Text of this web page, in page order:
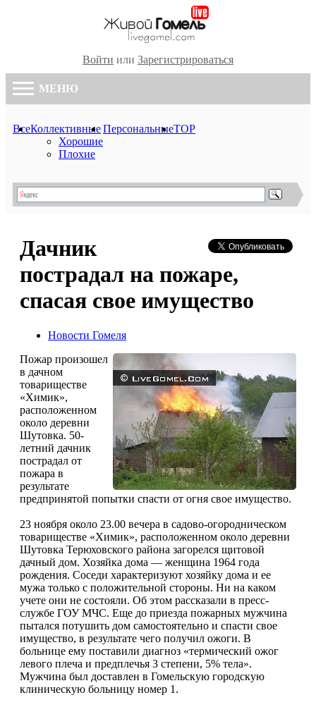
Войти или Зарегистрироваться
МЕНЮ
ВсеКоллективные
Хорошие
Плохие
ПерсональныеTOP
Дачник
пострадал на пожаре,
спасая свое имущество
Новости Гомеля
Пожар произошел
в дачном
товариществе
«Химик»,
расположенном
около деревни
Шутовка. 50-
летний дачник
пострадал от
пожара в
результате
предпринятой попытки спасти от огня свое имущество.
23 ноября около 23.00 вечера в садово-огородническом
товариществе «Химик», расположенном около деревни
Шутовка Терюховского района загорелся щитовой
дачный дом. Хозяйка дома — женщина 1964 года
рождения. Соседи характеризуют хозяйку дома и ее
мужа только с положительной стороны. Ни на каком
учете они не состояли. Об этом рассказали в пресс-
службе ГОУ МЧС. Еще до приезда пожарных мужчина
пытался потушить дом самостоятельно и спасти свое
имущество, в результате чего получил ожоги. В
больнице ему поставили диагноз «термический ожог
левого плеча и предплечья 3 степени, 5% тела».
Мужчина был доставлен в Гомельскую городскую
клиническую больницу номер 1.